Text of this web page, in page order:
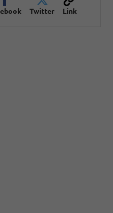
Twitter Link